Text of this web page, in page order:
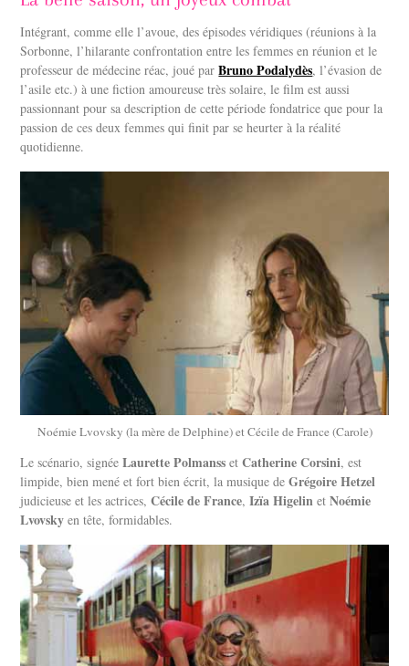
Intégrant, comme elle l’avoue, des épisodes véridiques (réunions à la
Sorbonne, l’hilarante confrontation entre les femmes en réunion et le
professeur de médecine réac, joué parBruno Podalydès, l’évasion de
l’asile etc.) à une fiction amoureuse très solaire, le film est aussi
passionnant pour sa description de cette période fondatrice que pour la
passion de ces deux femmes qui finit par se heurter à la réalité
quotidienne.
Noémie Lvovsky (la mère de Delphine) et Cécile de France (Carole)
Le scénario, signéeLaurette Polmanss etCatherine Corsini, est
limpide, bien mené et fort bien écrit, la musique deGrégoire Hetzel
judicieuse et les actrices,Cécile de France,Izïa Higelin etNoémie
Lvovsky en tête, formidables.